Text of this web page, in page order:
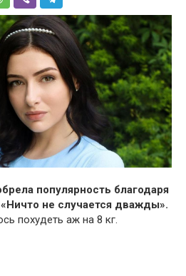
популярность благодаря
не случается дважды».
похудеть аж на 8 кг.